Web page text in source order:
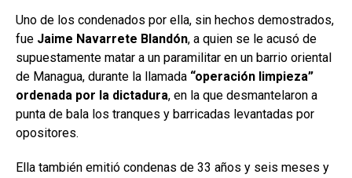
Uno de los condenados por ella, sin hechos demostrados,
fue Jaime Navarrete Blandón, a quien se le acusó de
supuestamente matar a un paramilitar en un barrio oriental
de Managua, durante la llamada “operación limpieza”
ordenada por la dictadura, en la que desmantelaron a
punta de bala los tranques y barricadas levantadas por
opositores.
Ella también emitió condenas de 33 años y seis meses y